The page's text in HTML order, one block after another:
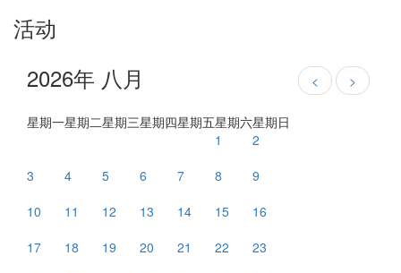
活动
2026年 八月
< >
星期一星期二星期三星期四星期五星期六星期日
1
2
3
4 5 6 7 8
9
10
11 12 13 14 15
16
17
18 19 20 21 22
23